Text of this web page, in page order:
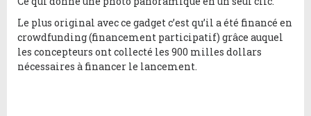
Le plus original avec ce gadget c’est qu’il a été financé en
crowdfunding (financement participatif) grâce auquel
les concepteurs ont collecté les 900 milles dollars
nécessaires à financer le lancement.